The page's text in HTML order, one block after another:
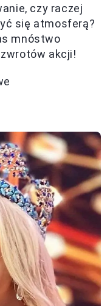
czy raczej
się atmosferą?
mnóstwo
akcji!